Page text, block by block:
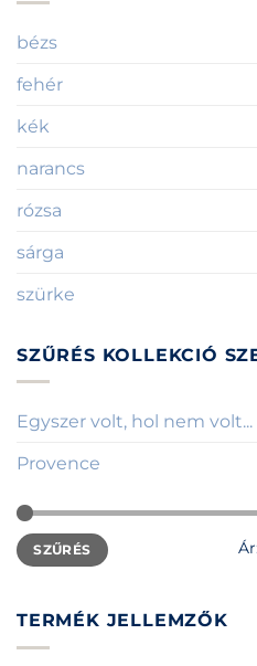
bézs
fehér
kék
narancs
rózsa
sárga
szürke
SZŰRÉS KOLLEKCIÓ
Egyszer volt, hol nem volt...
Provence
Min
ár
Max
ár
SZŰRÉS
TERMÉK JELLEMZŐK